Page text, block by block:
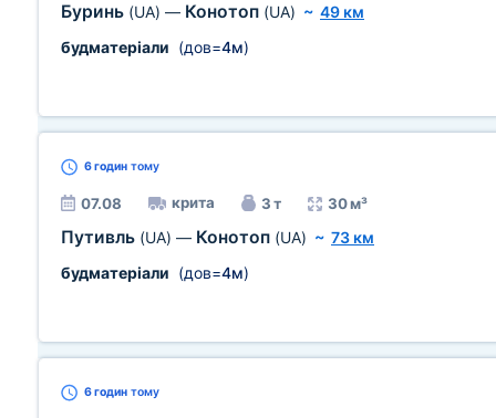
Буринь (UA) — Конотоп (UA) ~ 49 км
будматеріали (дов=4м)
6 годин тому
07.08 крита 3 т 30 м³
Путивль (UA) — Конотоп (UA) ~ 73 км
будматеріали (дов=4м)
6 годин тому